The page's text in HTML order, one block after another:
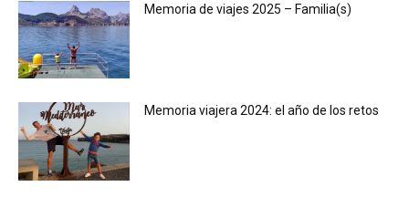
Memoria de viajes 2025 – Familia(s)
Memoria viajera 2024: el año de los retos